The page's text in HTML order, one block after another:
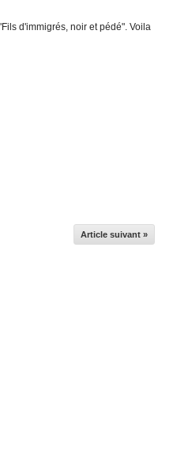
d'immigrés, noir et pédé". Voila
Article suivant »